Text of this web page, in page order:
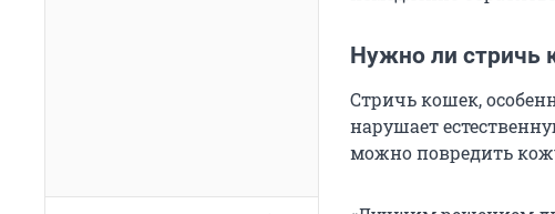
Нужно ли стричь
Стричь кошек,
нарушает
можно повредить